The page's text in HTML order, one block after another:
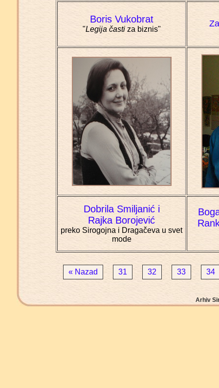
Boris Vukobrat
"Legija častiza biznis"
Dobrila Smiljanić i
Rajka Borojević
preko Sirogojna i Dragačeva u svet
mode
« Nazad 31 32 33 34
Arhiv